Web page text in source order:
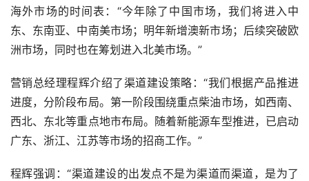
海外市场的时间表：“今年除了中国市场，我们将进入中
东、东南亚、中南美市场；明年新增澳新市场；后续突破欧
洲市场，同时也在筹划进入北美市场。”
营销总经理程辉介绍了渠道建设策略：“我们根据产品推进
进度，分阶段布局。第一阶段围绕重点柴油市场，如西南、
西北、东北等重点地市布局。随着新能源车型推进，已启动
广东、浙江、江苏等市场的招商工作。”
程辉强调：“渠道建设的出发点不是为渠道而渠道，是为了